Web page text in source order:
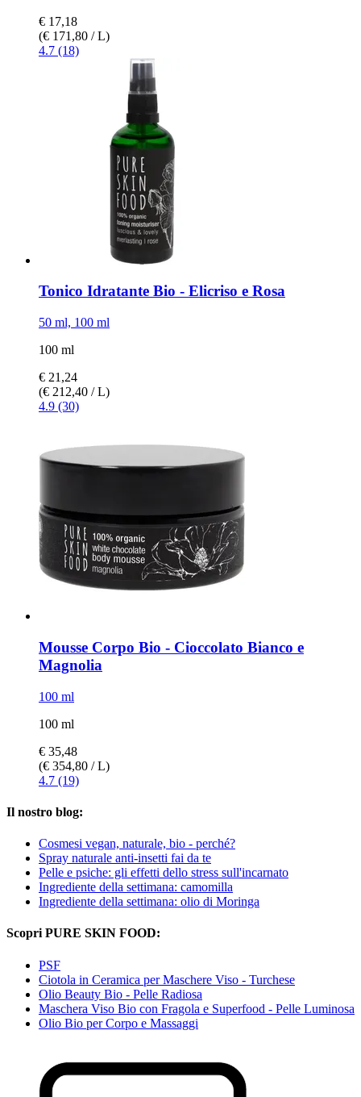
€ 17,18
(€ 171,80 / L)
4.7 (18)
Tonico Idratante Bio -​ Elicriso e Rosa
50 ml, 100 ml
100 ml
€ 21,24
(€ 212,40 / L)
4.9 (30)
Mousse Corpo Bio -​ Cioccolato Bianco e
Magnolia
100 ml
100 ml
€ 35,48
(€ 354,80 / L)
4.7 (19)
Il nostro blog:
Cosmesi vegan, naturale, bio - perché?
Spray naturale anti-insetti fai da te
Pelle e psiche: gli effetti dello stress sull'incarnato
Ingrediente della settimana: camomilla
Ingrediente della settimana: olio di Moringa
Scopri PURE SKIN FOOD:
PSF
Ciotola in Ceramica per Maschere Viso - Turchese
Olio Beauty Bio - Pelle Radiosa
Maschera Viso Bio con Fragola e Superfood - Pelle Luminosa
Olio Bio per Corpo e Massaggi